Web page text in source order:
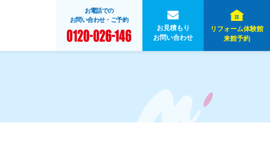
お電話での
お問い合わせ・ご予約
お見積もり
お問い合わせ
リフォーム体験館
来館予約